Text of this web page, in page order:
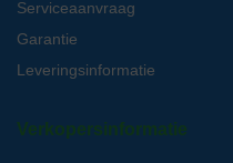
Serviceaanvraag
Garantie
Leveringsinformatie
Verkopersinformatie